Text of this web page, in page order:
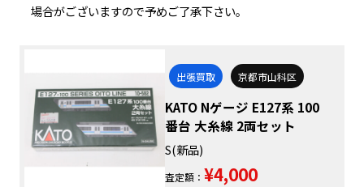
場合がございますので予めご了承下さい。
出張買取 京都市山科区
KATO Nゲージ E127系 100
番台 大糸線 2両セット
S(新品)
査定額： ¥4,000